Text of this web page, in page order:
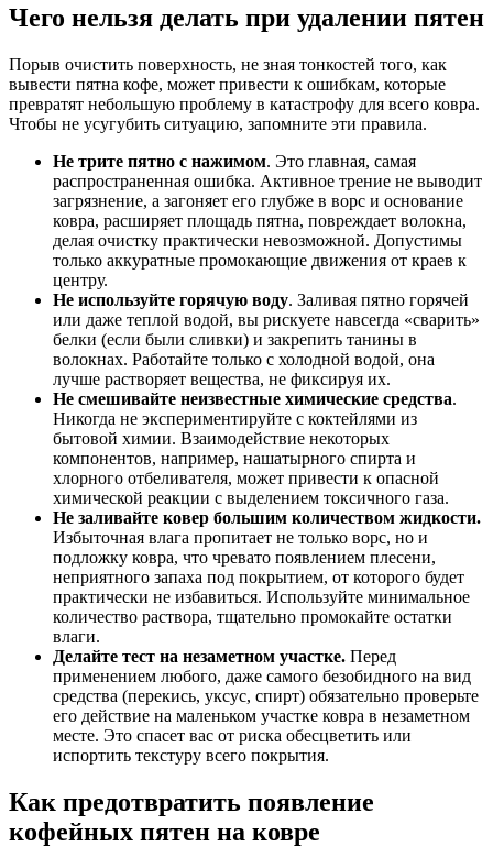
Чего нельзя делать при удалении пятен
Порыв очистить поверхность, не зная тонкостей того, как
вывести пятна кофе, может привести к ошибкам, которые
превратят небольшую проблему в катастрофу для всего ковра.
Чтобы не усугубить ситуацию, запомните эти правила.
Не трите пятно с нажимом. Это главная, самая
распространенная ошибка. Активное трение не выводит
загрязнение, а загоняет его глубже в ворс и основание
ковра, расширяет площадь пятна, повреждает волокна,
делая очистку практически невозможной. Допустимы
только аккуратные промокающие движения от краев к
центру.
Не используйте горячую воду. Заливая пятно горячей
или даже теплой водой, вы рискуете навсегда «сварить»
белки (если были сливки) и закрепить танины в
волокнах. Работайте только с холодной водой, она
лучше растворяет вещества, не фиксируя их.
Не смешивайте неизвестные химические средства.
Никогда не экспериментируйте с коктейлями из
бытовой химии. Взаимодействие некоторых
компонентов, например, нашатырного спирта и
хлорного отбеливателя, может привести к опасной
химической реакции с выделением токсичного газа.
Не заливайте ковер большим количеством жидкости.
Избыточная влага пропитает не только ворс, но и
подложку ковра, что чревато появлением плесени,
неприятного запаха под покрытием, от которого будет
практически не избавиться. Используйте минимальное
количество раствора, тщательно промокайте остатки
влаги.
Делайте тест на незаметном участке. Перед
применением любого, даже самого безобидного на вид
средства (перекись, уксус, спирт) обязательно проверьте
его действие на маленьком участке ковра в незаметном
месте. Это спасет вас от риска обесцветить или
испортить текстуру всего покрытия.
Как предотвратить появление
кофейных пятен на ковре